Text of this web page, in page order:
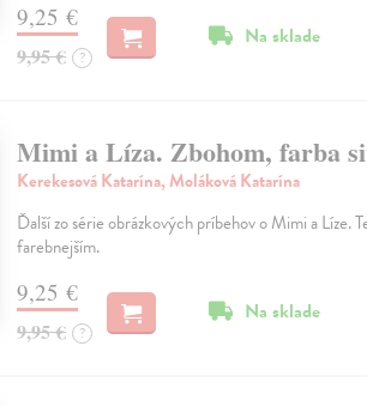
9,25 €
9,95 € ?
Na sklade
Mimi a Líza. Zbohom, farba
Kerekesová Katarína, Moláková Katarína
Ďalší zo série obrázkových príbehov o Mimi a Líze.
farebnejším.
9,25 €
9,95 € ?
Na sklade